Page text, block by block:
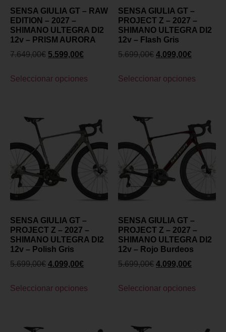
SENSA GIULIA GT – RAW
EDITION – 2027 –
SHIMANO ULTEGRA DI2
12v – PRISM AURORA
7.649,00€ 5.599,00€
Seleccionar opciones
SENSA GIULIA GT –
PROJECT Z – 2027 –
SHIMANO ULTEGRA DI2
12v – Flash Gris
5.699,00€ 4.099,00€
Seleccionar opciones
SENSA GIULIA GT –
PROJECT Z – 2027 –
SHIMANO ULTEGRA DI2
12v – Polish Gris
5.699,00€ 4.099,00€
Seleccionar opciones
SENSA GIULIA GT –
PROJECT Z – 2027 –
SHIMANO ULTEGRA DI2
12v – Rojo Burdeos
5.699,00€ 4.099,00€
Seleccionar opciones